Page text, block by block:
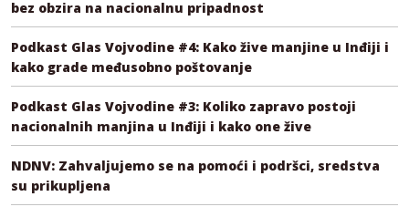
bez obzira na nacionalnu pripadnost
Podkast Glas Vojvodine #4: Kako žive manjine u Inđiji i
kako grade međusobno poštovanje
Podkast Glas Vojvodine #3: Koliko zapravo postoji
nacionalnih manjina u Inđiji i kako one žive
NDNV: Zahvaljujemo se na pomoći i podršci, sredstva
su prikupljena